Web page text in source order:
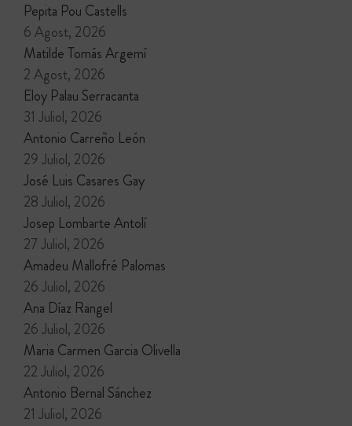
Pepita Pou Castells
6 Agost, 2026
Matilde Tomás Argemí
2 Agost, 2026
Eloy Palau Serracanta
31 Juliol, 2026
Antonio Carreño León
29 Juliol, 2026
José Luis Casares Gay
28 Juliol, 2026
Josep Lombarte Antolí
27 Juliol, 2026
Amadeu Mallofré Palomas
26 Juliol, 2026
Ana Díaz Rangel
26 Juliol, 2026
Maria Carmen Garcia Olivella
22 Juliol, 2026
Antonio Bernal Sánchez
21 Juliol, 2026